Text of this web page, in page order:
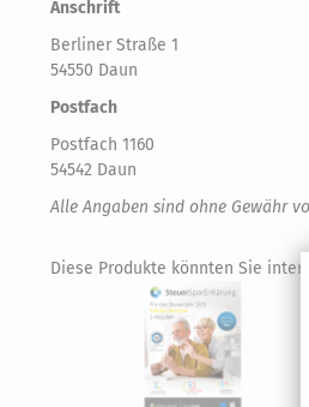
Anschrift
Berliner Straße 1
54550 Daun
Postfach
Postfach 1160
54542 Daun
Alle Angaben sind ohne Gewähr
Diese Produkte könnten Sie